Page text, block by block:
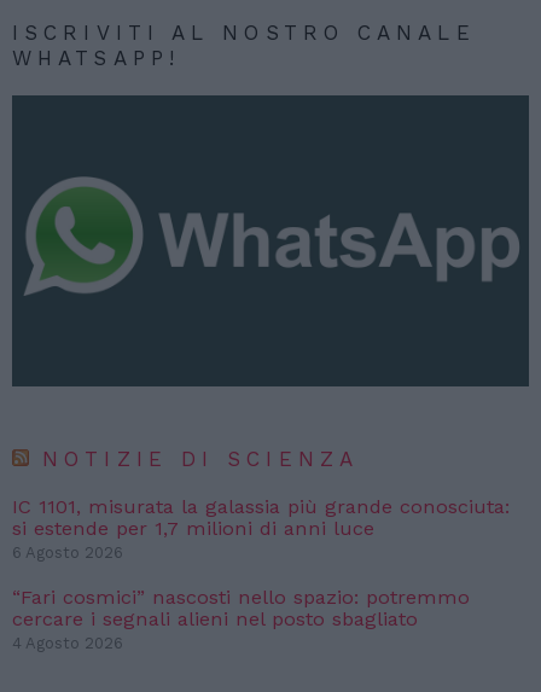
ISCRIVITI AL NOSTRO CANALE
WHATSAPP!
NOTIZIE DI SCIENZA
IC 1101, misurata la galassia più grande conosciuta:
si estende per 1,7 milioni di anni luce
6 Agosto 2026
“Fari cosmici” nascosti nello spazio: potremmo
cercare i segnali alieni nel posto sbagliato
4 Agosto 2026